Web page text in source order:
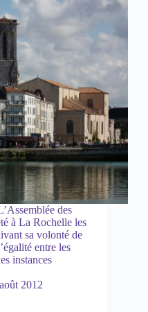
des
à La Rochelle les
sa volonté de
entre les
instances
2012